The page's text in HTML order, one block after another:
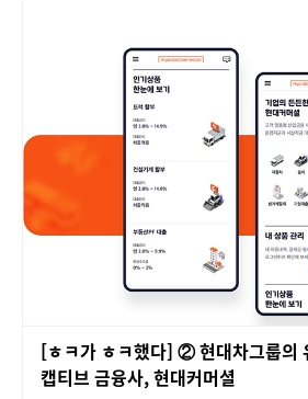
[ㅎㅋ가 ㅎㅋ했다] ② 현대차그룹의
캡티브 금융사, 현대커머셜